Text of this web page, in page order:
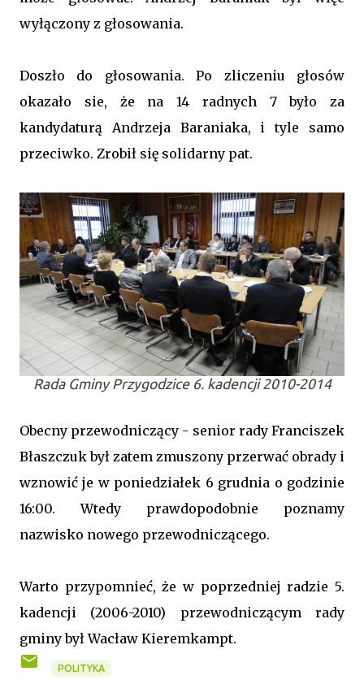
wyłączony z głosowania.
Doszło do głosowania. Po zliczeniu głosów
okazało sie, że na 14 radnych 7 było za
kandydaturą Andrzeja Baraniaka, i tyle samo
przeciwko. Zrobił się solidarny pat.
Rada Gminy Przygodzice 6. kadencji 2010-2014
Obecny przewodniczący - senior rady Franciszek
Błaszczuk był zatem zmuszony przerwać obrady i
wznowić je w poniedziałek 6 grudnia o godzinie
16:00. Wtedy prawdopodobnie poznamy
nazwisko nowego przewodniczącego.
Warto przypomnieć, że w poprzedniej radzie 5.
kadencji (2006-2010) przewodniczącym rady
gminy był Wacław Kieremkampt.
POLITYKA